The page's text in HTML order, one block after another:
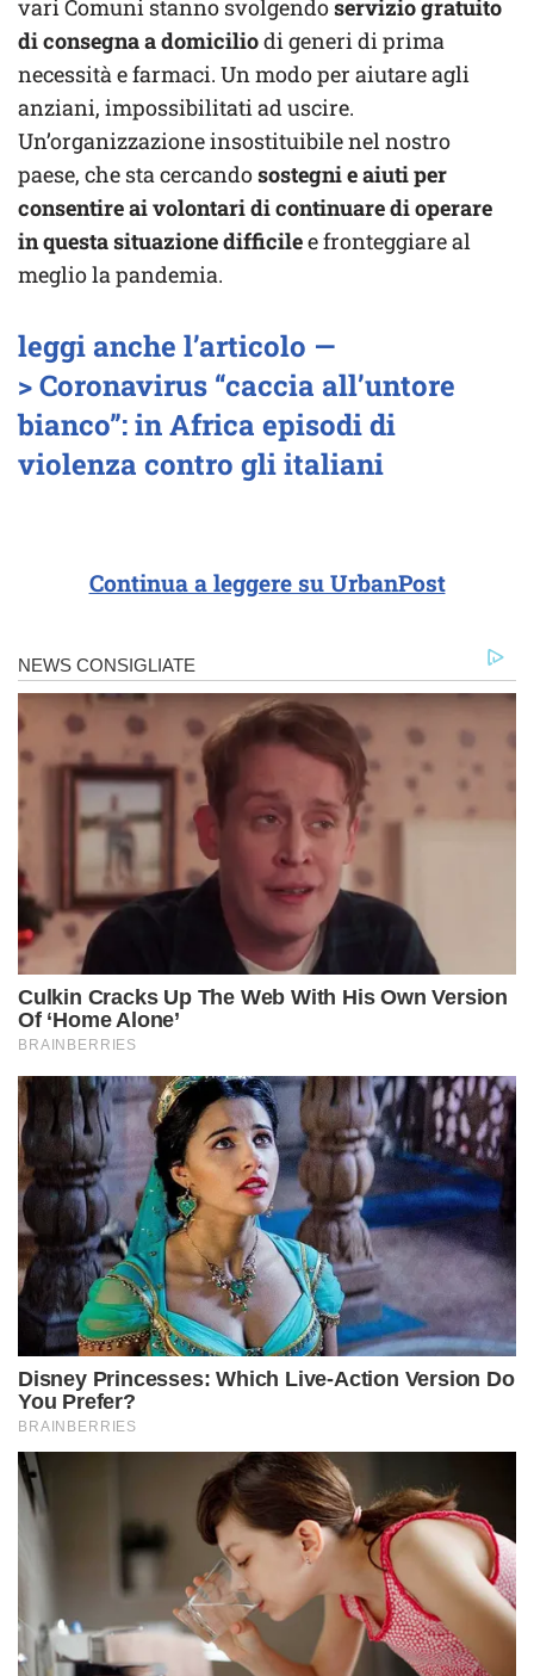
vari Comuni stanno svolgendoservizio gratuito
di consegna a domiciliodi generi di prima
necessità e farmaci. Un modo per aiutare agli
anziani, impossibilitati ad uscire.
Un’organizzazione insostituibile nel nostro
paese, che sta cercandosostegni e aiuti per
consentire ai volontari di continuare di operare
in questa situazione difficilee fronteggiare al
meglio la pandemia.
leggi anche l’articolo —
> Coronavirus “caccia all’untore
bianco”: in Africa episodi di
violenza contro gli italiani
Continua a leggere su UrbanPost